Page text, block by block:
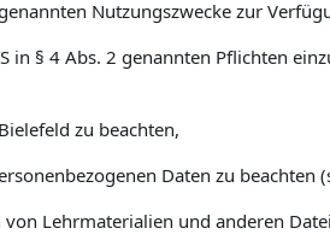
Nutzungszwecke zur
§ 4 Abs. 2 genannten Pflichten
zu beachten,
Daten zu beachten
Lehrmaterialien und anderen